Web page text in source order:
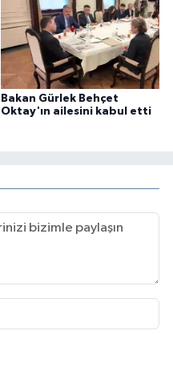
Bakan Gürlek Behçet
Oktay'ın ailesini kabul etti